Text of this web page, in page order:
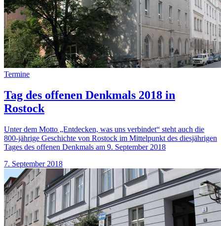
Termine
Tag des offenen Denkmals 2018 in
Rostock
Unter dem Motto „Entdecken, was uns verbindet“ steht auch die
800-jährige Geschichte von Rostock im Mittelpunkt des diesjährigen
Tages des offenen Denkmals am 9. September 2018
7. September 2018